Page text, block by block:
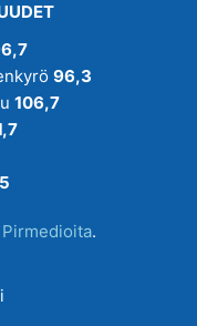
96,3
106,7
Pirmedioita.